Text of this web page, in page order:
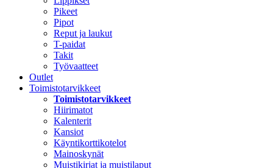
Pikeet
Pipot
Reput ja laukut
T-paidat
Takit
Työvaatteet
Outlet
Toimistotarvikkeet
Toimistotarvikkeet
Hiirimatot
Kalenterit
Kansiot
Käyntikorttikotelot
Mainoskynät
Muistikirjat ja muistilaput